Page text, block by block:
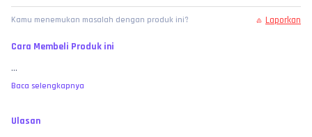
Kamu menemukan masalah dengan produk ini? Laporkan
Cara Membeli Produk ini
...
Baca selengkapnya
Ulasan